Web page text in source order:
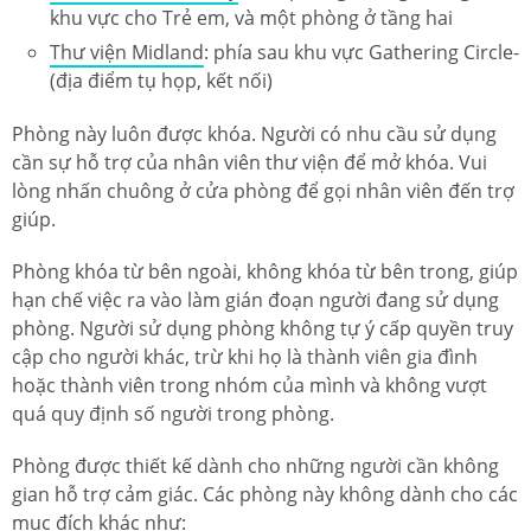
khu vực cho Trẻ em, và một phòng ở tầng hai
Thư viện Midland: phía sau khu vực Gathering Circle-
(địa điểm tụ họp, kết nối)
Phòng này luôn được khóa. Người có nhu cầu sử dụng
cần sự hỗ trợ của nhân viên thư viện để mở khóa. Vui
lòng nhấn chuông ở cửa phòng để gọi nhân viên đến trợ
giúp.
Phòng khóa từ bên ngoài, không khóa từ bên trong, giúp
hạn chế việc ra vào làm gián đoạn người đang sử dụng
phòng. Người sử dụng phòng không tự ý cấp quyền truy
cập cho người khác, trừ khi họ là thành viên gia đình
hoặc thành viên trong nhóm của mình và không vượt
quá quy định số người trong phòng.
Phòng được thiết kế dành cho những người cần không
gian hỗ trợ cảm giác. Các phòng này không dành cho các
mục đích khác như: